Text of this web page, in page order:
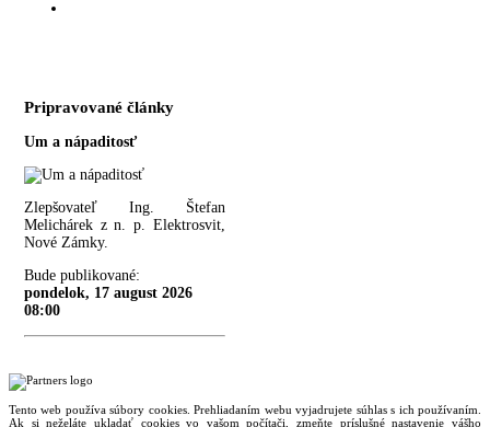
Pripravované články
Um a nápaditosť
Zlepšovateľ Ing. Štefan
Melichárek z n. p. Elektrosvit,
Nové Zámky.
Bude publikované:
pondelok, 17 august 2026
08:00
Tento web používa súbory cookies. Prehliadaním webu vyjadrujete súhlas s ich používaním.
Ak si neželáte ukladať cookies vo vašom počítači, zmeňte príslušné nastavenie vášho